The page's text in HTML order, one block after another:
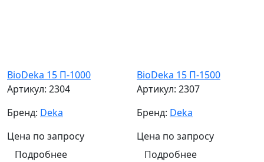
BioDeka 15 П-1000
Артикул: 2304
Бренд: Deka
Цена по запросу
Подробнее
BioDeka 15 П-1500
Артикул: 2307
Бренд: Deka
Цена по запросу
Подробнее